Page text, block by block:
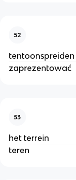
52
tentoonspreiden
zaprezentować
53
het terrein
teren